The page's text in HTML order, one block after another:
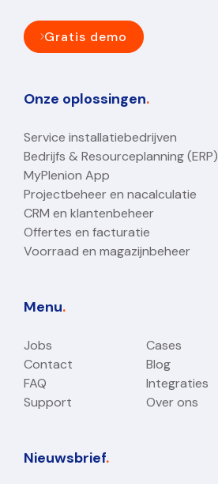
Gratis demo
Onze oplossingen.
Service installatiebedrijven
Bedrijfs & Resourceplanning (ERP)
MyPlenion App
Projectbeheer en nacalculatie
CRM en klantenbeheer
Offertes en facturatie
Voorraad en magazijnbeheer
Menu.
Jobs
Cases
Contact
Blog
FAQ
Integraties
Support
Over ons
Nieuwsbrief.